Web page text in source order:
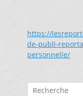
https://
de-publi-
personnelle/
Rechercher :